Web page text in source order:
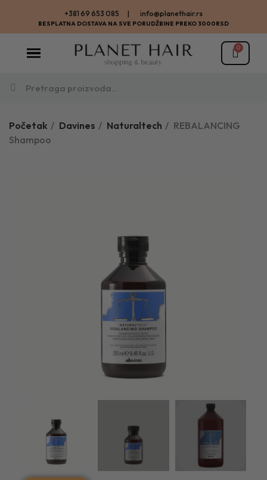
BESPLATNA DOSTAVA NA SVE PORUDŽBINE PREKO 3000RSD
+381 69 653 085 | info@planethair.rs
Početak Davines Naturaltech
REBALANCING
Shampoo